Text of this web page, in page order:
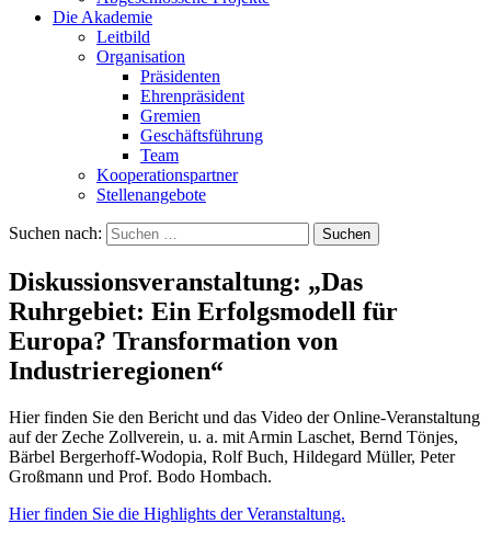
Die Akademie
Leitbild
Organisation
Präsidenten
Ehrenpräsident
Gremien
Geschäftsführung
Team
Kooperationspartner
Stellenangebote
Suchen nach:
Diskussionsveranstaltung: „Das
Ruhrgebiet: Ein Erfolgsmodell für
Europa? Transformation von
Industrieregionen“
Hier finden Sie den Bericht und das Video der Online-Veranstaltung
auf der Zeche Zollverein, u. a. mit Armin Laschet, Bernd Tönjes,
Bärbel Bergerhoff-Wodopia, Rolf Buch, Hildegard Müller, Peter
Großmann und Prof. Bodo Hombach.
Hier finden Sie die Highlights der Veranstaltung.